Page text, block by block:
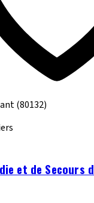
(80132)
et de Secours